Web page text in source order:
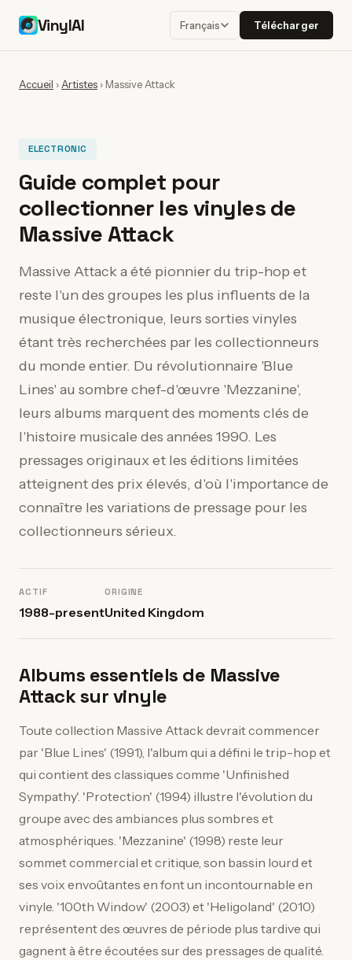
VinylAI Français Télécharger
Accueil › Artistes › Massive Attack
ELECTRONIC
Guide complet pour
collectionner les vinyles de
Massive Attack
Massive Attack a été pionnier du trip-hop et
reste l'un des groupes les plus influents de la
musique électronique, leurs sorties vinyles
étant très recherchées par les collectionneurs
du monde entier. Du révolutionnaire 'Blue
Lines' au sombre chef-d'œuvre 'Mezzanine',
leurs albums marquent des moments clés de
l'histoire musicale des années 1990. Les
pressages originaux et les éditions limitées
atteignent des prix élevés, d'où l'importance de
connaître les variations de pressage pour les
collectionneurs sérieux.
ACTIF
1988-present
ORIGINE
United Kingdom
Albums essentiels de Massive
Attack sur vinyle
Toute collection Massive Attack devrait commencer
par 'Blue Lines' (1991), l'album qui a défini le trip-hop et
qui contient des classiques comme 'Unfinished
Sympathy'. 'Protection' (1994) illustre l'évolution du
groupe avec des ambiances plus sombres et
atmosphériques. 'Mezzanine' (1998) reste leur
sommet commercial et critique, son bassin lourd et
ses voix envoûtantes en font un incontournable en
vinyle. '100th Window' (2003) et 'Heligoland' (2010)
représentent des œuvres de période plus tardive qui
gagnent à être écoutées sur des pressages de qualité.